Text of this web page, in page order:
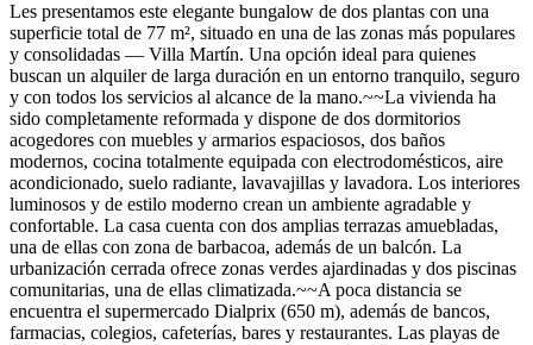
Les presentamos este elegante bungalow de dos plantas con una
superficie total de 77 m², situado en una de las zonas más populares
y consolidadas — Villa Martín. Una opción ideal para quienes
buscan un alquiler de larga duración en un entorno tranquilo, seguro
y con todos los servicios al alcance de la mano.~~La vivienda ha
sido completamente reformada y dispone de dos dormitorios
acogedores con muebles y armarios espaciosos, dos baños
modernos, cocina totalmente equipada con electrodomésticos, aire
acondicionado, suelo radiante, lavavajillas y lavadora. Los interiores
luminosos y de estilo moderno crean un ambiente agradable y
confortable. La casa cuenta con dos amplias terrazas amuebladas,
una de ellas con zona de barbacoa, además de un balcón. La
urbanización cerrada ofrece zonas verdes ajardinadas y dos piscinas
comunitarias, una de ellas climatizada.~~A poca distancia se
encuentra el supermercado Dialprix (650 m), además de bancos,
farmacias, colegios, cafeterías, bares y restaurantes. Las playas de